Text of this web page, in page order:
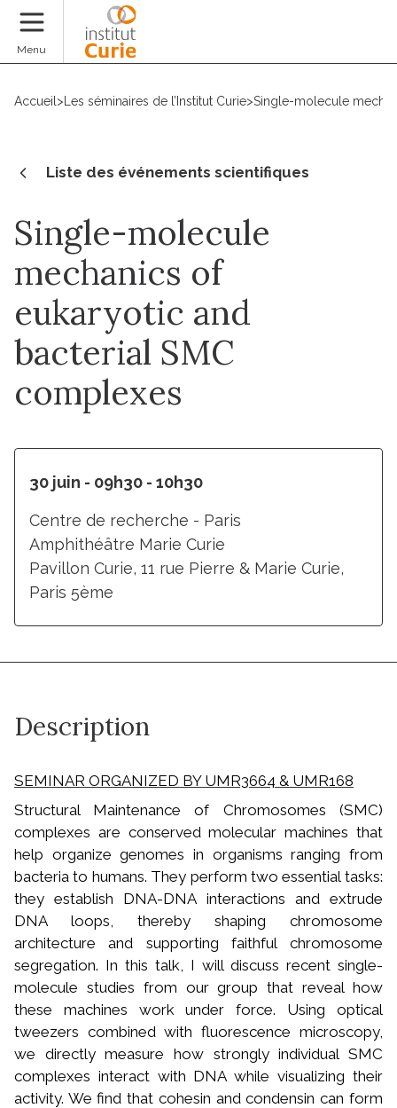
Menu
Accueil > Les séminaires de l’Institut Curie>Single-molecule
Liste des événements scientifiques
Single-molecule
mechanics of
eukaryotic and
bacterial SMC
complexes
30 juin - 09h30 - 10h30
Centre de recherche - Paris
Amphithéâtre Marie Curie
Pavillon Curie, 11 rue Pierre & Marie Curie,
Paris 5ème
Description
SEMINAR ORGANIZED BY UMR3664 & UMR168
Structural Maintenance of Chromosomes (SMC)
complexes are conserved molecular machines that
help organize genomes in organisms ranging from
bacteria to humans. They perform two essential tasks:
they establish DNA-DNA interactions and extrude
DNA loops, thereby shaping chromosome
architecture and supporting faithful chromosome
segregation. In this talk, I will discuss recent single-
molecule studies from our group that reveal how
these machines work under force. Using optical
tweezers combined with fluorescence microscopy,
we directly measure how strongly individual SMC
complexes interact with DNA while visualizing their
activity. We find that cohesin and condensin can form